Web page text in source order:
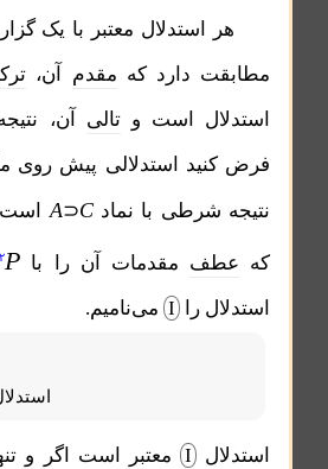
هر استدلال معتبر با یک
مطابقت دارد که مقدم آن،
استدلال است وتالی آن،
فرض کنید استدلالی پیش روی
نتیجه شرطی با نماد A⊃C است.
که عطف مقدمات آن را با P
استدلال را
I می‌نامیم.
استدلال I
معتبر است اگر و